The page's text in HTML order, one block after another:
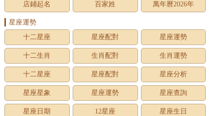
店鋪起名 百家姓 萬年曆2026年
星座運勢
十二星座
星座配對 星座運勢
十二生肖 生肖配對 生肖運勢
十二星座 星座配對 星座分析
星座星象 星座運勢 星座查詢
星座日期 12星座 星座生日